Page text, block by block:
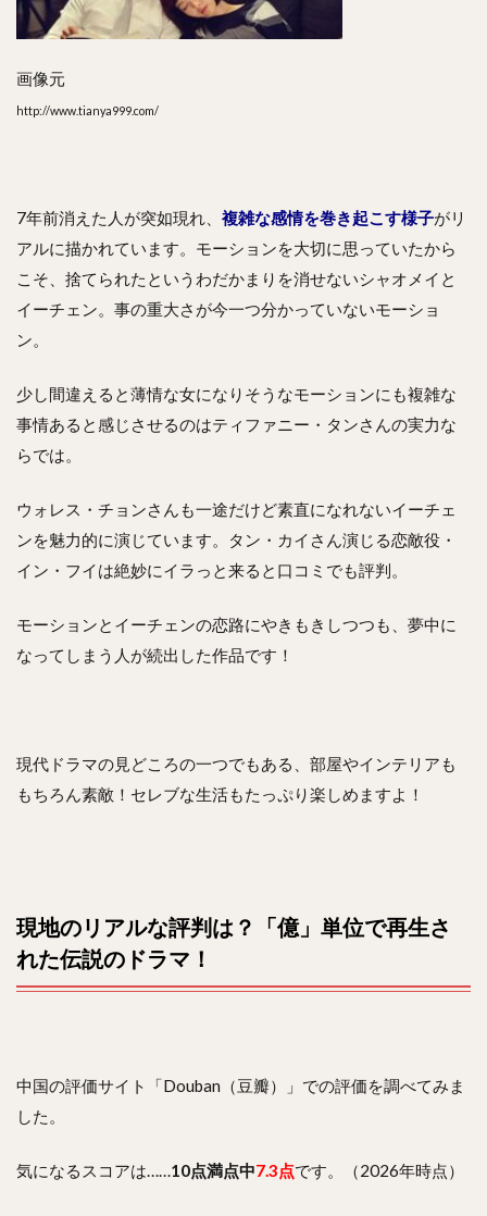
画像元
http://www.tianya999.com/
7年前消えた人が突如現れ、 複雑な感情を巻き起こす様子がリ
アルに描かれています。モーションを大切に思っていたから
こそ、捨てられたというわだかまりを消せないシャオメイと
イーチェン。事の重大さが今一つ分かっていないモーショ
ン。
少し間違えると薄情な女になりそうなモーションにも複雑な
事情あると感じさせるのはティファニー・タンさんの実力な
らでは。
ウォレス・チョンさんも一途だけど素直になれないイーチェ
ンを魅力的に演じています。タン・カイさん演じる恋敵役・
イン・フイは絶妙にイラっと来ると口コミでも評判。
モーションとイーチェンの恋路にやきもきしつつも、夢中に
なってしまう人が続出した作品です！
現代ドラマの見どころの一つでもある、部屋やインテリアも
もちろん素敵！セレブな生活もたっぷり楽しめますよ！
現地のリアルな評判は？「億」単位で再生さ
れた伝説のドラマ！
中国の評価サイト「Douban（豆瓣）」での評価を調べてみま
した。
気になるスコアは……10点満点中7.3点です。（2026年時点）